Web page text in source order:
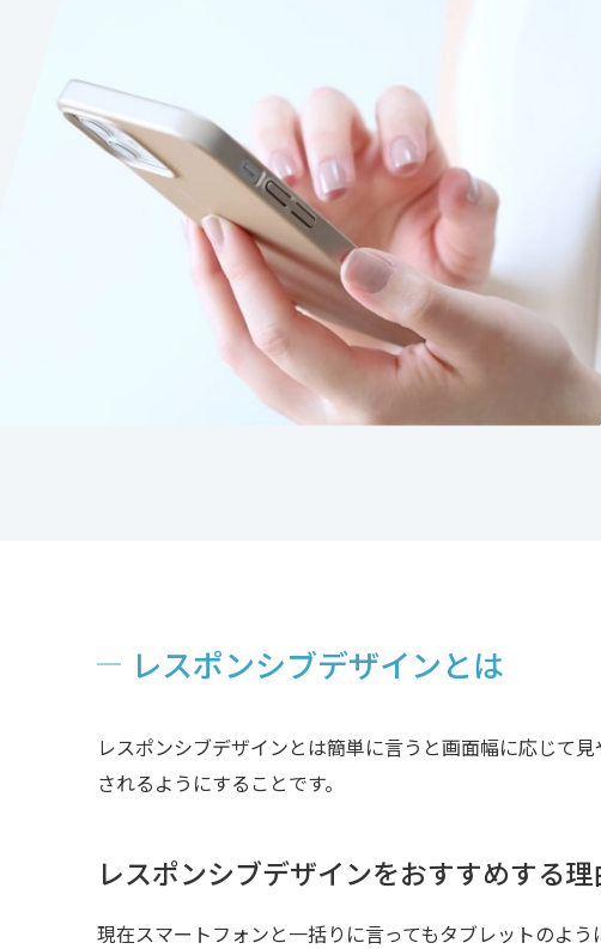
レスポンシブデザインとは
レスポンシブデザインとは簡単に言うと画面幅に応じて
されるようにすることです。
レスポンシブデザインをおすすめする理
現在スマートフォンと一括りに言ってもタブレットのよ